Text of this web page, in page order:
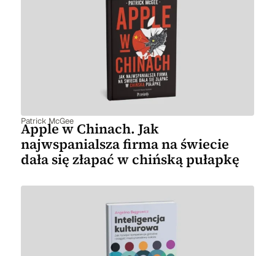
Patrick McGee
Apple w Chinach. Jak
najwspanialsza firma na świecie
dała się złapać w chińską pułapkę